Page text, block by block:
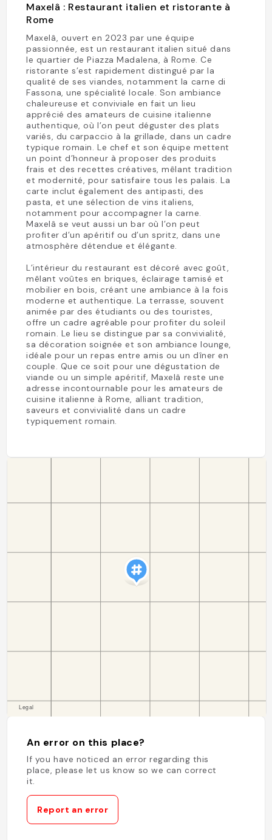
Maxelâ : Restaurant italien et ristorante à
Rome
Maxelâ, ouvert en 2023 par une équipe
passionnée, est un restaurant italien situé dans
le quartier de Piazza Madalena, à Rome. Ce
ristorante s’est rapidement distingué par la
qualité de ses viandes, notamment la carne di
Fassona, une spécialité locale. Son ambiance
chaleureuse et conviviale en fait un lieu
apprécié des amateurs de cuisine italienne
authentique, où l’on peut déguster des plats
variés, du carpaccio à la grillade, dans un cadre
typique romain. Le chef et son équipe mettent
un point d’honneur à proposer des produits
frais et des recettes créatives, mêlant tradition
et modernité, pour satisfaire tous les palais. La
carte inclut également des antipasti, des
pasta, et une sélection de vins italiens,
notamment pour accompagner la carne.
Maxelâ se veut aussi un bar où l’on peut
profiter d’un apéritif ou d’un spritz, dans une
atmosphère détendue et élégante.
L’intérieur du restaurant est décoré avec goût,
mêlant voûtes en briques, éclairage tamisé et
mobilier en bois, créant une ambiance à la fois
moderne et authentique. La terrasse, souvent
animée par des étudiants ou des touristes,
offre un cadre agréable pour profiter du soleil
romain. Le lieu se distingue par sa convivialité,
sa décoration soignée et son ambiance lounge,
idéale pour un repas entre amis ou un dîner en
couple. Que ce soit pour une dégustation de
viande ou un simple apéritif, Maxelâ reste une
adresse incontournable pour les amateurs de
cuisine italienne à Rome, alliant tradition,
saveurs et convivialité dans un cadre
typiquement romain.
An error on this place?
If you have noticed an error regarding this
place, please let us know so we can correct
it.
Report an error